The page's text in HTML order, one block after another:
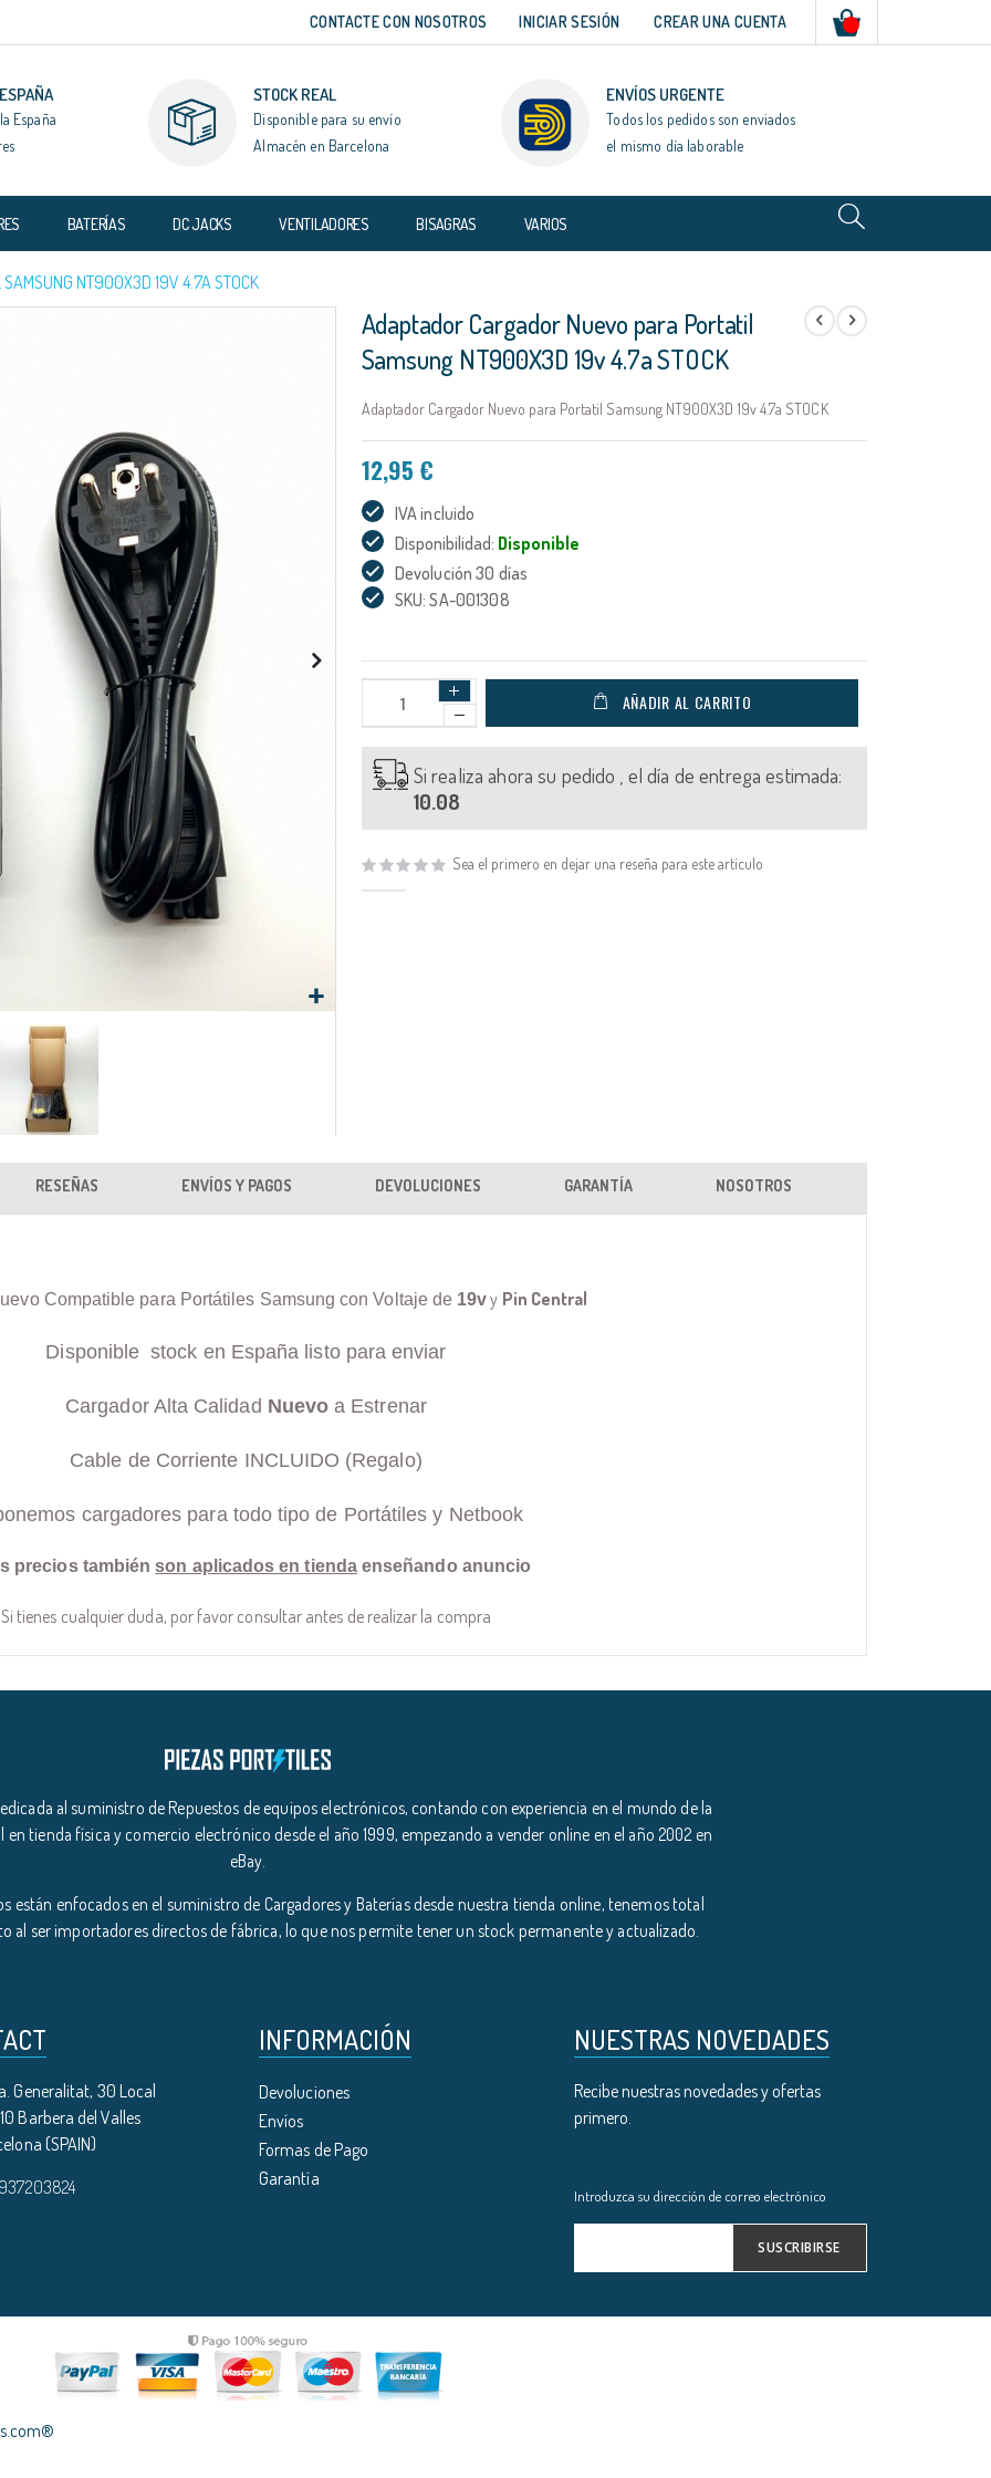
CONTACTE CON NOSOTROS INICIAR SESIÓN CREAR UNA CUENTA
España
STOCK REAL
Disponible para su envío
Almacén en Barcelona
ENVÍOS URGENTE
Todos los pedidos son enviados
el mismo día laborable
BATERÍAS DC JACKS VENTILADORES BISAGRAS VARIOS
SAMSUNG NT900X3D 19V 4.7A STOCK
Adaptador Cargador Nuevo para Portatil
Samsung NT900X3D 19v 4.7a STOCK
Adaptador Cargador Nuevo para Portatil Samsung NT900X3D 19v 4.7a STOCK
12,95 €
IVA incluido
Disponibilidad: Disponible
Devolución 30 días
SKU: SA-001308
AÑADIR AL CARRITO
Si realiza ahora su pedido , el día de entrega estimada:
10.08
Sea el primero en dejar una reseña para este artículo
Compatible para Portátiles Samsung con Voltaje de 19v y Pin Central
Disponible stock en España listo para enviar
Cargador Alta Calidad Nuevo a Estrenar
Cable de Corriente INCLUIDO (Regalo)
cargadores para todo tipo de Portátiles y Netbook
precios también son aplicados en tienda enseñando anuncio
Si tienes cualquier duda, por favor consultar antes de realizar la compra
RESEÑAS ENVÍOS Y PAGOS DEVOLUCIONES GARANTÍA NOSOTROS
al suministro de Repuestos de equipos electrónicos, contando con experiencia en el mundo de la
tienda física y comercio electrónico desde el año 1999, empezando a vender online en el año 2002 en
eBay.
están enfocados en el suministro de Cargadores y Baterías desde nuestra tienda online, tenemos total
al ser importadores directos de fábrica, lo que nos permite tener un stock permanente y actualizado.
Generalitat, 30 Local
Barbera del Valles
(SPAIN)
INFORMACIÓN
Devoluciones
Envíos
Formas de Pago
Garantía
NUESTRAS NOVEDADES
Recibe nuestras novedades y ofertas
primero.
Introduzca su dirección de correo electrónico
SUSCRIBIRSE